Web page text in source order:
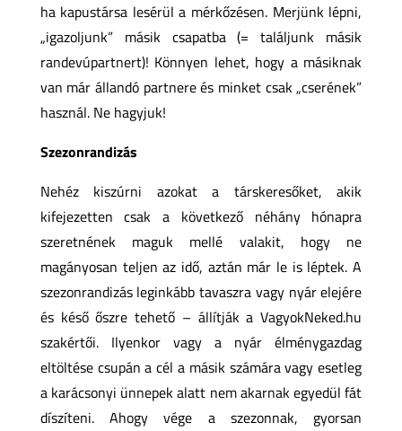
ha kapustársa lesérül a mérkőzésen. Merjünk lépni,
„igazoljunk” másik csapatba (= találjunk másik
randevúpartnert)! Könnyen lehet, hogy a másiknak
van már állandó partnere és minket csak „cserének”
használ. Ne hagyjuk!
Szezonrandizás
Nehéz kiszúrni azokat a társkeresőket, akik
kifejezetten csak a következő néhány hónapra
szeretnének maguk mellé valakit, hogy ne
magányosan teljen az idő, aztán már le is léptek. A
szezonrandizás leginkább tavaszra vagy nyár elejére
és késő őszre tehető – állítják a VagyokNeked.hu
szakértői. Ilyenkor vagy a nyár élménygazdag
eltöltése csupán a cél a másik számára vagy esetleg
a karácsonyi ünnepek alatt nem akarnak egyedül fát
díszíteni. Ahogy vége a szezonnak, gyorsan